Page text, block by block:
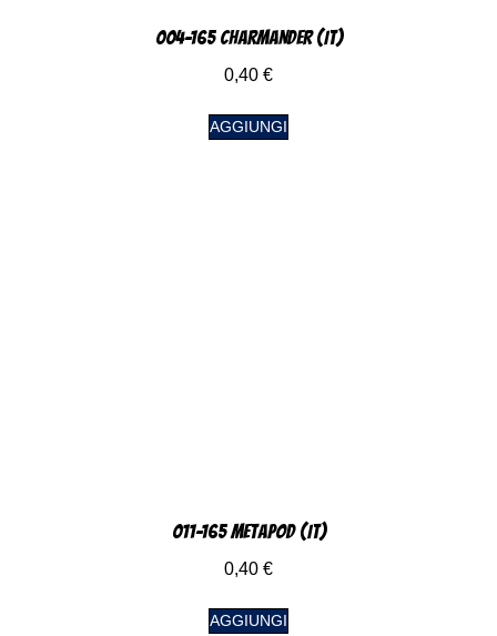
004-165 Charmander (IT)
0,40 €
AGGIUNGI
011-165 Metapod (IT)
0,40 €
AGGIUNGI